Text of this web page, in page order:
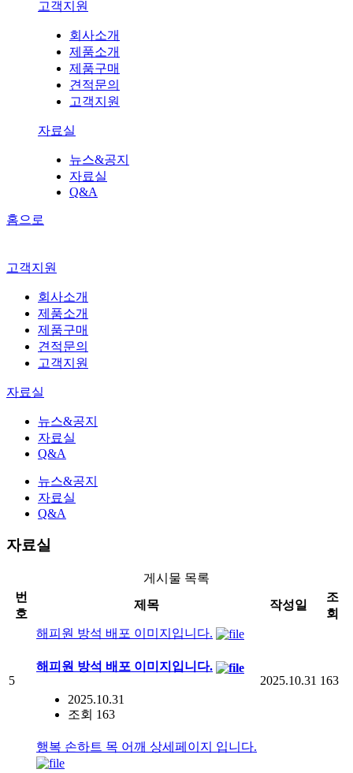
고객지원
회사소개
제품소개
제품구매
견적문의
고객지원
자료실
뉴스&공지
자료실
Q&A
홈으로
고객지원
회사소개
제품소개
제품구매
견적문의
고객지원
자료실
뉴스&공지
자료실
Q&A
뉴스&공지
자료실
Q&A
자료실
게시물 목록
번
호
제목 작성일
조
회
5
해피원 방석 배포 이미지입니다.
해피원 방석 배포 이미지입니다.
2025.10.31
조회 163
2025.10.31 163
행복 손하트 목 어깨 상세페이지 입니다.